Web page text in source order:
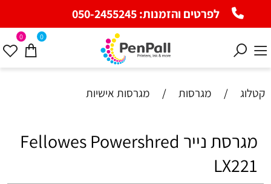
לפרטים והזמנות:050-2455245
0 0
קטלוג / מגרסות / מגרסות אישיות
מגרסת נייר Fellowes Powershred
LX221